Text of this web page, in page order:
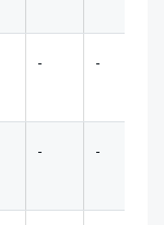
- -
- -